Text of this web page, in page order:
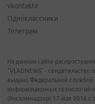
vkontakte
Одноклассники
Телеграм
На данном сайте
"VLADNEWS" -
выдано Федеральной службой
информационных технологий
(Роскомнадзор) 17 мая 2018